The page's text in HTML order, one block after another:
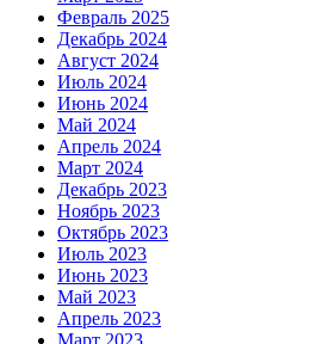
Февраль 2025
Декабрь 2024
Август 2024
Июль 2024
Июнь 2024
Май 2024
Апрель 2024
Март 2024
Декабрь 2023
Ноябрь 2023
Октябрь 2023
Июль 2023
Июнь 2023
Май 2023
Апрель 2023